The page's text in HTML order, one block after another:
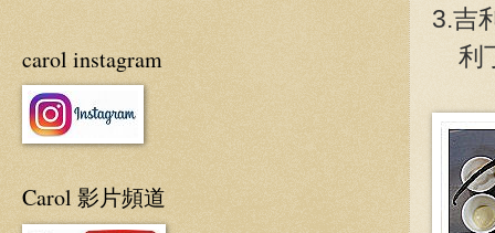
3.吉
利
carol instagram
Carol 影片頻道